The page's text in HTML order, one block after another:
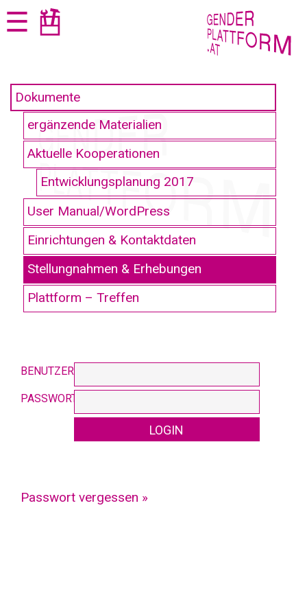
Zum
Seiteninhalt
Zur
Navigation
☰
Dokumente
ergänzende Materialien
Aktuelle Kooperationen
Entwicklungsplanung 2017
User Manual/WordPress
Einrichtungen & Kontaktdaten
Stellungnahmen & Erhebungen
Plattform – Treffen
BENUTZERNAME:
PASSWORT:
Passwort vergessen »